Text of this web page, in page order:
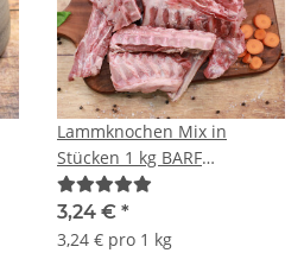
Lammknochen Mix in
Stücken 1 kg BARF
Frostfutter
3,24 € *
3,24 € pro 1 kg